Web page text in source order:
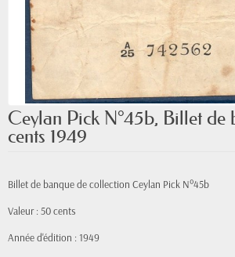
Ceylan Pick N°45b, Billet de
cents 1949
Billet de banque de collection Ceylan Pick N°45b
Valeur : 50 cents
Année d'édition : 1949